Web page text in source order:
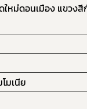
ม่ดอนเมือง แขวงสี
มเนีย